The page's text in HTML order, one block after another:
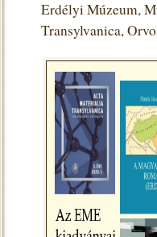
Erdélyi Múzeum,
Transylvanica,